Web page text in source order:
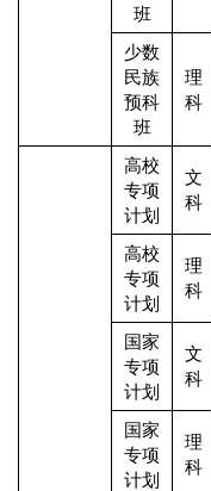
班
少数
民族
预科
班
理
科
高校
专项
计划
文
科
高校
专项
计划
理
科
国家
专项
计划
文
科
国家
专项
计划
理
科